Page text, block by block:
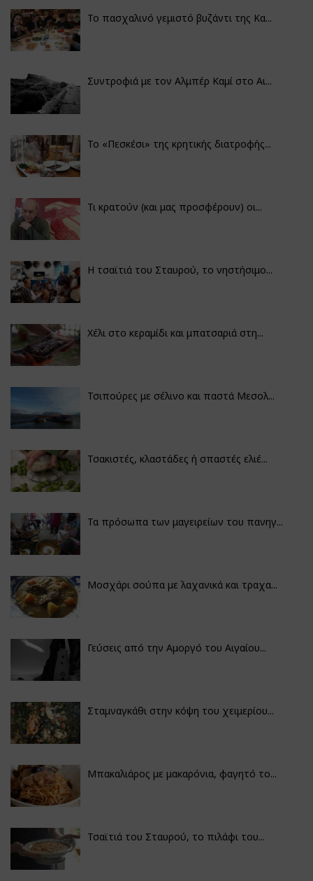
Το πασχαλινό γεμιστό βυζάντι της Κα...
Συντροφιά με τον Αλμπέρ Καμί στο Αι...
Το «Πεσκέσι» της κρητικής διατροφής...
Τι κρατούν (και μας προσφέρουν) οι...
Η τσαϊτιά του Σταυρού, το νηστήσιμο...
Χέλι στο κεραμίδι και μπατσαριά στη...
Τσιπούρες με σέλινο και παστά Μεσολ...
Τσακιστές, κλαστάδες ή σπαστές ελιέ...
Τα πρόσωπα των μαγειρείων του πανηγ...
Μοσχάρι σούπα με λαχανικά και τραχα...
Γεύσεις από την Αμοργό του Αιγαίου...
Σταμναγκάθι στην κόψη του χειμερίου...
Μπακαλιάρος με μακαρόνια, φαγητό το...
Τσαϊτιά του Σταυρού, το πιλάφι του...